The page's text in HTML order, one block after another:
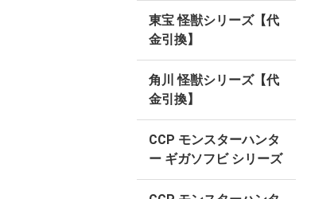
東宝 怪獣シリーズ【代
金引換】
角川 怪獣シリーズ【代
金引換】
CCP モンスターハンタ
ー ギガソフビ シリーズ